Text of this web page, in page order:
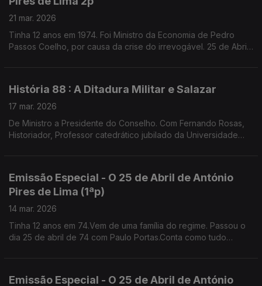
21 mar. 2026
Tinha 12 anos em 1974. Foi Ministro da Economia de Pedro
Passos Coelho, por causa da crise do irrevogável. 25 de Abril
História 88 : A Ditadura Militar e Salazar
17 mar. 2026
De Ministro a Presidente do Conselho. Com Fernando Rosas,
Historiador, Professor catedrático jubilado da Universidade
Emissão Especial - O 25 de Abril de António
Pires de Lima (1ªp)
14 mar. 2026
Tinha 12 anos em 74.Vem de uma família do regime. Passou o
dia 25 de abril de 74 com Paulo Portas.Conta como tudo
Emissão Especial - O 25 de Abril de António